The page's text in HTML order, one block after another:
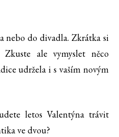
nebo do divadla. Zkrátka si
Zkuste ale vymyslet něco
udržela i s vaším novým
letos Valentýna trávit
ve dvou?